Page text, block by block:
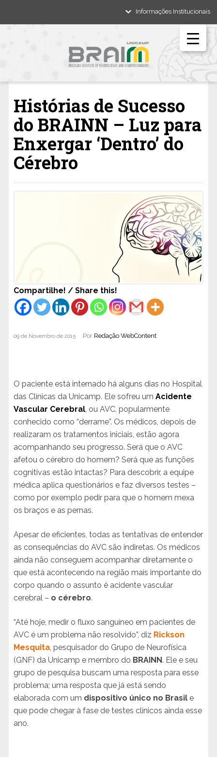
Informações Institucionais
Histórias de Sucesso
do BRAINN – Luz para
Enxergar ‘Dentro’ do
Cérebro
Compartilhe! / Share this!
09 de Novembro de 2015 Por Redação WebContent
O paciente está internado há alguns dias no Hospital
das Clínicas da Unicamp. Ele sofreu um Acidente
Vascular Cerebral, ou AVC, popularmente
conhecido como “derrame”. Os médicos, depois de
realizaram os tratamentos iniciais, estão agora
acompanhando seu progresso. Será que o AVC
afetou o cérebro do homem? Será que as funções
cognitivas estão intactas? Para descobrir, a equipe
médica aplica questionários e faz diversos testes –
como por exemplo pedir para que o homem mexa
os braços e as pernas.
Apesar de eficientes, todas as tentativas de entender
as consequências do AVC são indiretas. Os médicos
ainda não conseguem acompanhar diretamente o
que está acontecendo na região mais importante do
corpo quando o assunto é acidente vascular
cerebral – o cérebro.
“Até hoje, medir o fluxo sanguíneo em pacientes de
AVC é um problema não resolvido”, diz Rickson
Mesquita, pesquisador do Grupo de Neurofísica
(GNF) da Unicamp e membro do BRAINN. Ele e seu
grupo de pesquisa buscam uma resposta para esse
problema; uma resposta que já está sendo
elaborada com um dispositivo único no Brasile
que pode chegar à fase de testes clínicos ainda esse
ano.